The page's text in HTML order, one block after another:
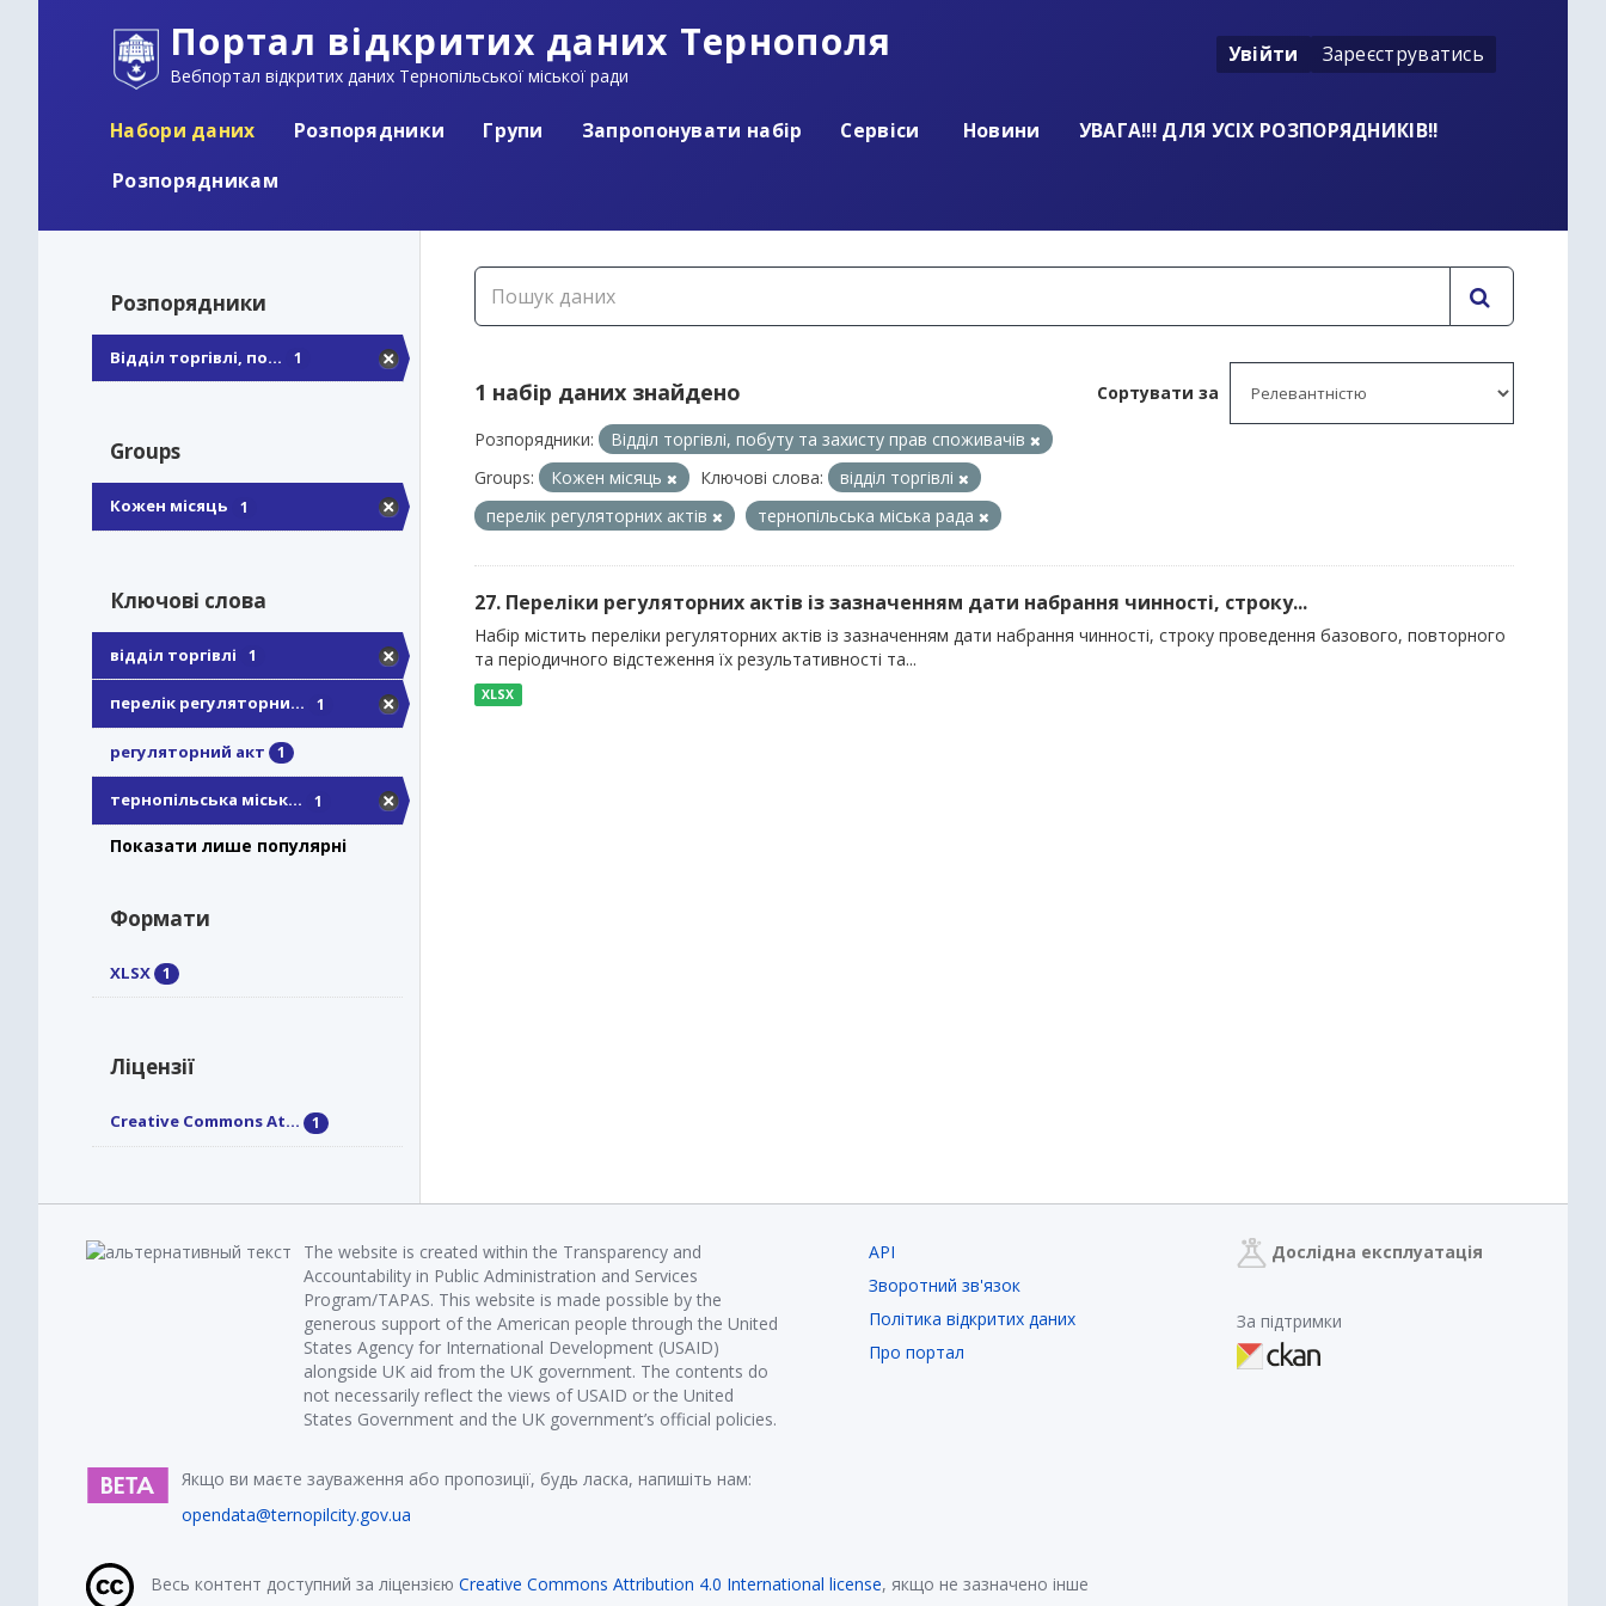
Портал відкритих даних Тернополя
Вебпортал відкритих даних Тернопільської міської ради
Увійти Зареєструватись
Набори даних Розпорядники Групи Запропонувати набір Сервіси Новини
УВАГА!!! ДЛЯ УСІХ РОЗПОРЯДНИКІВ!!
Розпорядникам
Розпорядники
Відділ торгівлі, по... 1
Groups
Кожен місяць 1
Ключові слова
відділ торгівлі 1
перелік регуляторни... 1
регуляторний акт 1
тернопільська міськ... 1
Показати лише популярні
Формати
XLSX 1
Ліцензії
Creative Commons At... 1
Сортувати за
1 набір даних знайдено
Розпорядники:
Відділ торгівлі, побуту та захисту прав споживачів
Groups:
Кожен місяць Ключові слова:
відділ торгівлі
перелік регуляторних актів
тернопільська міська рада
27. Переліки регуляторних актів із зазначенням дати набрання чинності, строку...
Набір містить переліки регуляторних актів із зазначенням дати набрання чинності, строку проведення базового, повторного
та періодичного відстеження їх результативності та...
XLSX
The website is created within the Transparency and
Accountability in Public Administration and Services
Program/TAPAS. This website is made possible by the
generous support of the American people through the United
States Agency for International Development (USAID)
alongside UK aid from the UK government. The contents do
not necessarily reflect the views of USAID or the United
States Government and the UK government’s official policies.
Якщо ви маєте зауваження або пропозиції, будь ласка, напишіть нам:
opendata@ternopilcity.gov.ua
API
Зворотний зв'язок
Політика відкритих даних
Про портал
Дослідна експлуатація
За підтримки
Весь контент доступний за ліцензією Creative Commons Attribution 4.0 International license, якщо не зазначено інше